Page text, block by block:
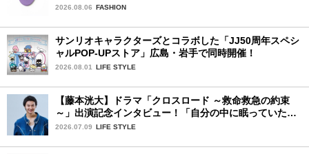
中！
2026.08.06 FASHION
サンリオキャラクターズとコラボした「JJ50周年スペシ
ャルPOP-UPストア」広島・岩手で同時開催！
2026.08.01 LIFE STYLE
【藤本洸大】ドラマ「クロスロード ～救命救急の約束
～」出演記念インタビュー！「自分の中に眠っていた熱
を思い出させてもらった作品です」
2026.07.09 LIFE STYLE